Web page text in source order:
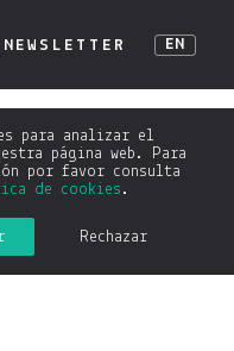
EN
para analizar el
página web. Para
por favor consulta
de cookies .
Rechazar